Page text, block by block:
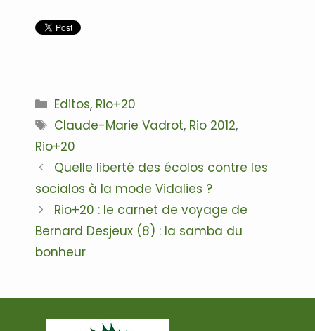
Catégories
Editos, Rio+20
Étiquettes
Claude-Marie Vadrot, Rio 2012,
Rio+20
Navigation
des
Quelle liberté des écolos contre les
socialos à la mode Vidalies ?
Rio+20 : le carnet de voyage de
Bernard Desjeux (8) : la samba du
bonheur